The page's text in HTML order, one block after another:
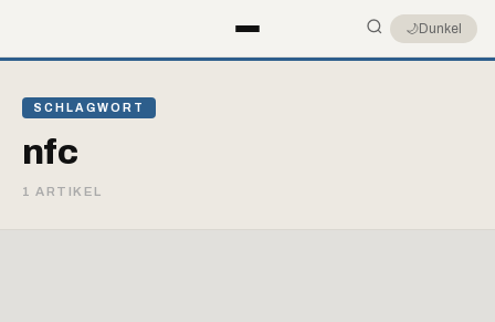
🌙Dunkel
SCHLAGWORT
nfc
1 ARTIKEL